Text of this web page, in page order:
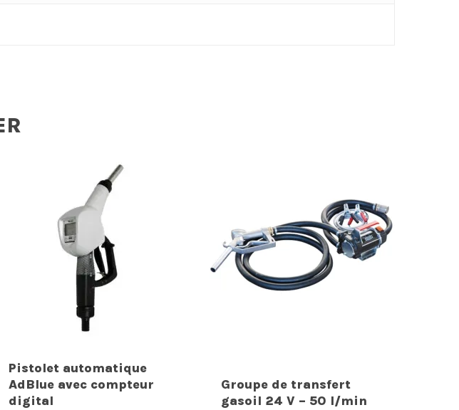
Pistolet automatique
AdBlue avec compteur
digital
Groupe de transfert
gasoil 24 V – 50 l/min